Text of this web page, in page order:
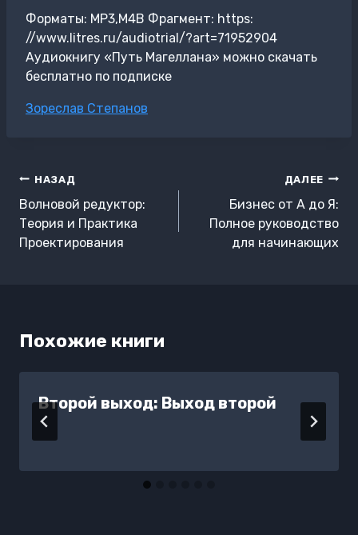
Форматы: MP3,M4B Фрагмент: https:
//www.litres.ru/audiotrial/?art=71952904
Аудиокнигу «Путь Магеллана» можно скачать
бесплатно по подписке
Метки
Зореслав Степанов
Навигация
по
записям
НАЗАД
Волновой редуктор:
Теория и Практика
Проектирования
ДАЛЕЕ
Бизнес от А до Я:
Полное руководство
для начинающих
Похожие книги
Второй выход: Выход второй